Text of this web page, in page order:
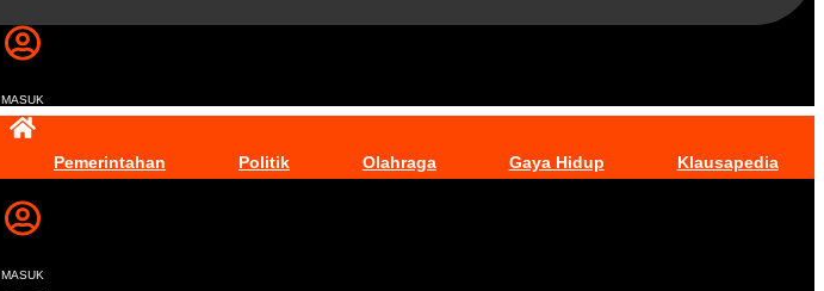
MASUK
Pemerintahan Politik Olahraga Gaya Hidup Klausapedia
MASUK